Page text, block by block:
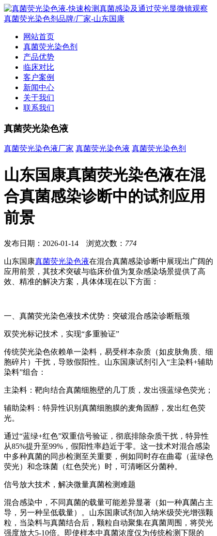
网站首页
真菌荧光染色剂
产品优势
临床对比
客户案例
新闻中心
关于我们
联系我们
真菌荧光染色液
真菌荧光染色液厂家 真菌荧光染色液 真菌荧光染色剂
山东国康真菌荧光染色液在混
合真菌感染诊断中的试剂应用
前景
发布日期：2026-01-14 浏览次数： 774
山东国康真菌荧光染色液在混合真菌感染诊断中展现出广阔的
应用前景，其技术突破与临床价值为复杂感染场景提供了高
效、精准的解决方案，具体体现在以下方面：
一、 真菌荧光染色液技术优势：突破混合感染诊断瓶颈
双荧光标记技术，实现“多重验证”
传统荧光染色依赖单一染料，易受样本杂质（如皮肤角质、细
胞碎片）干扰，导致假阳性。山东国康试剂引入“主染料+辅助
染料”组合：
主染料：靶向结合真菌细胞壁的几丁质，发出强蓝绿色荧光；
辅助染料：特异性识别真菌细胞膜的麦角固醇，发出红色荧
光。
通过“蓝绿+红色”双重信号验证，彻底排除杂质干扰，特异性
从85%提升至99%，假阳性率趋近于零。这一技术对混合感染
中多种真菌的同步检测至关重要，例如同时存在曲霉（蓝绿色
荧光）和念珠菌（红色荧光）时，可清晰区分菌种。
信号放大技术，解决微量真菌检测难题
混合感染中，不同真菌的载量可能差异显著（如一种真菌占主
导，另一种呈低载量）。山东国康试剂加入纳米级荧光增强颗
粒，当染料与真菌结合后，颗粒自动聚集在真菌周围，将荧光
强度放大5-10倍。即使样本中真菌浓度仅为传统检测下限的